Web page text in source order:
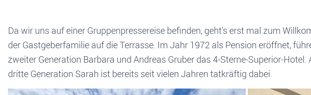
Da wir uns auf einer Gruppenpressereise befinden, geht’s erst mal zum
der Gastgeberfamilie auf die Terrasse. Im Jahr 1972 als Pension eröffnet,
zweiter Generation Barbara und Andreas Gruber das 4-Sterne-Superior-Hotel.
dritte Generation Sarah ist bereits seit vielen Jahren tatkräftig dabei.